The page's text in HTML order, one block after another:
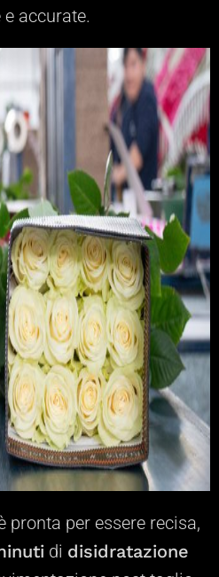
accurate.
pronta per essere recisa,
di disidratazione